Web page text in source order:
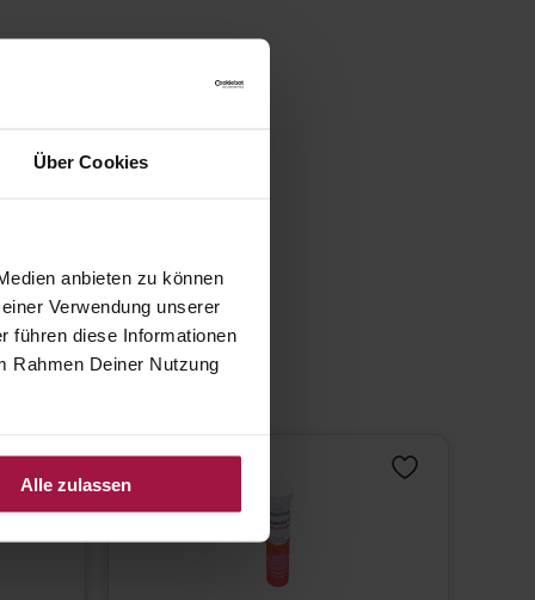
Über Cookies
anbieten zu können
Verwendung unserer
führen diese Informationen
Rahmen Deiner Nutzung
Alle zulassen